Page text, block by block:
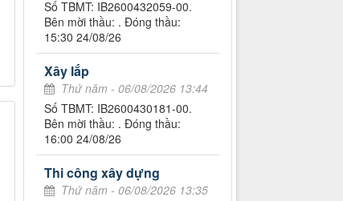
Số TBMT: IB2600432059-00.
Bên mời thầu: . Đóng thầu:
15:30 24/08/26
Xây lắp
Thứ năm - 06/08/2026 13:44
Số TBMT: IB2600430181-00.
Bên mời thầu: . Đóng thầu:
16:00 24/08/26
Thi công xây dựng
Thứ năm - 06/08/2026 13:35